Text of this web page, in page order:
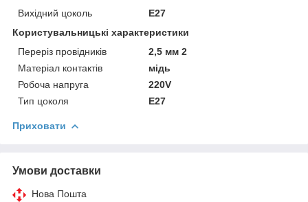
Вихідний цоколь
Е27
Користувальницькі характеристики
Переріз провідників
2,5 мм 2
Матеріал контактів
мідь
Робоча напруга
220V
Тип цоколя
Е27
Приховати
Умови доставки
Нова Пошта